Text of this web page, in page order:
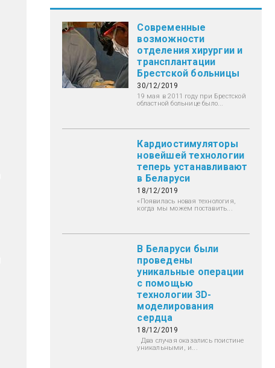
Современные
возможности
отделения хирургии и
трансплантации
Брестской больницы
30/12/2019
19 мая в 2011 году при Брестской
областной больнице было...
Кардиостимуляторы
новейшей технологии
теперь устанавливают
в Беларуси
18/12/2019
«Появилась новая технология,
когда мы можем поставить...
В Беларуси были
проведены
уникальные операции
с помощью
технологии 3D-
моделирования
сердца
18/12/2019
Два случая оказались поистине
уникальными, и...